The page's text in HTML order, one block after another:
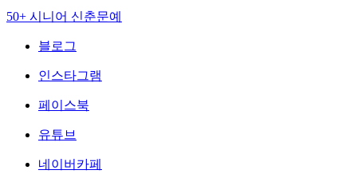
50+ 시니어 신춘문예
블로그
인스타그램
페이스북
유튜브
네이버카페